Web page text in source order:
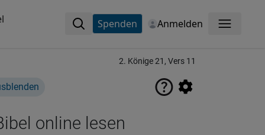
Spenden Anmelden Menü
2. Könige 21, Vers 11
online lesen